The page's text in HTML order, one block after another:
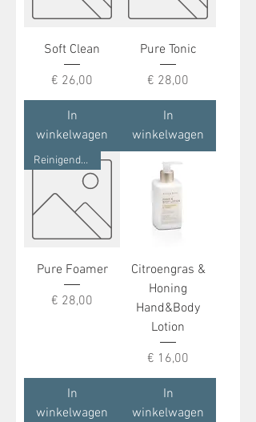
Soft Clean
Prijs
€ 26,00
In
winkelwagen
Pure Tonic
Prijs
€ 28,00
In
winkelwagen
Reinigende Mouse
Pure Foamer
Prijs
€ 28,00
In
winkelwagen
Citroengras &
Honing
Hand&Body
Lotion
Prijs
€ 16,00
In
winkelwagen